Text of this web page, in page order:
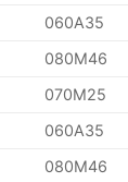
060A35
080M46
070M25
060A35
080M46